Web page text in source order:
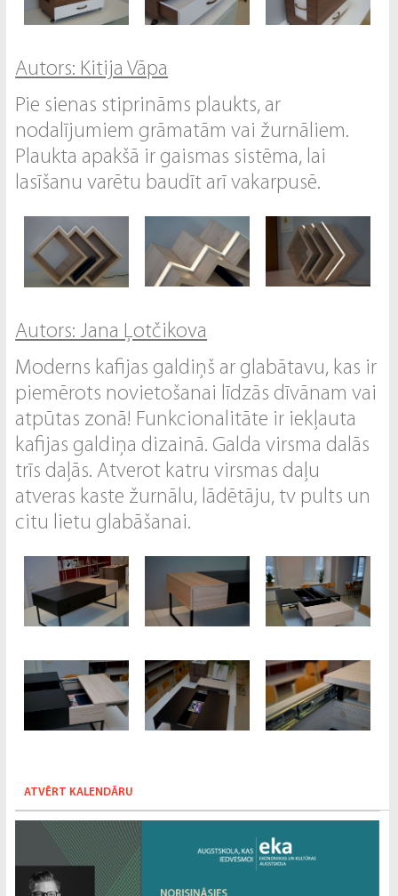
Autors: Kitija Vāpa
Pie sienas stiprināms plaukts, ar
nodalījumiem grāmatām vai žurnāliem.
Plaukta apakšā ir gaismas sistēma, lai
lasīšanu varētu baudīt arī vakarpusē.
Autors: Jana Ļotčikova
Moderns kafijas galdiņš ar glabātavu, kas ir
piemērots novietošanai līdzās dīvānam vai
atpūtas zonā! Funkcionalitāte ir iekļauta
kafijas galdiņa dizainā. Galda virsma dalās
trīs daļās. Atverot katru virsmas daļu
atveras kaste žurnālu, lādētāju, tv pults un
citu lietu glabāšanai.
ATVĒRT KALENDĀRU